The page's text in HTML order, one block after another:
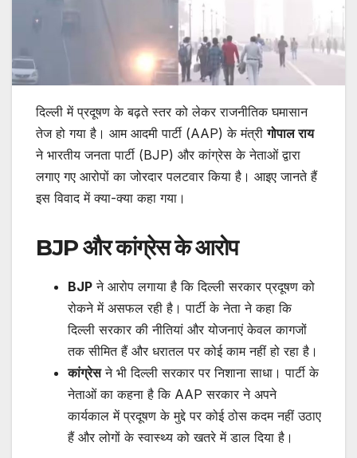
दिल्ली में प्रदूषण के बढ़ते स्तर को लेकर राजनीतिक घमासान
तेज हो गया है। आम आदमी पार्टी (AAP) के मंत्रीगोपाल राय
ने भारतीय जनता पार्टी (BJP) और कांग्रेस के नेताओं द्वारा
लगाए गए आरोपों का जोरदार पलटवार किया है। आइए जानते हैं
इस विवाद में क्या-क्या कहा गया।
BJP और कांग्रेस के आरोप
BJP ने आरोप लगाया है कि दिल्ली सरकार प्रदूषण को
रोकने में असफल रही है। पार्टी के नेता ने कहा कि
दिल्ली सरकार की नीतियां और योजनाएं केवल कागजों
तक सीमित हैं और धरातल पर कोई काम नहीं हो रहा है।
कांग्रेसने भी दिल्ली सरकार पर निशाना साधा। पार्टी के
नेताओं का कहना है कि AAP सरकार ने अपने
कार्यकाल में प्रदूषण के मुद्दे पर कोई ठोस कदम नहीं उठाए
हैं और लोगों के स्वास्थ्य को खतरे में डाल दिया है।